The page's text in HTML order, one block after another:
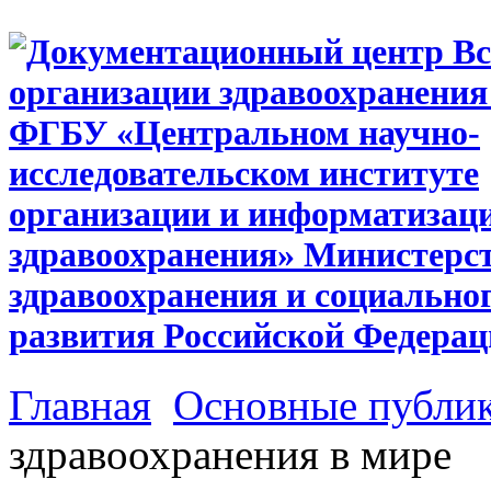
Главная Основные
здравоохранения в мире